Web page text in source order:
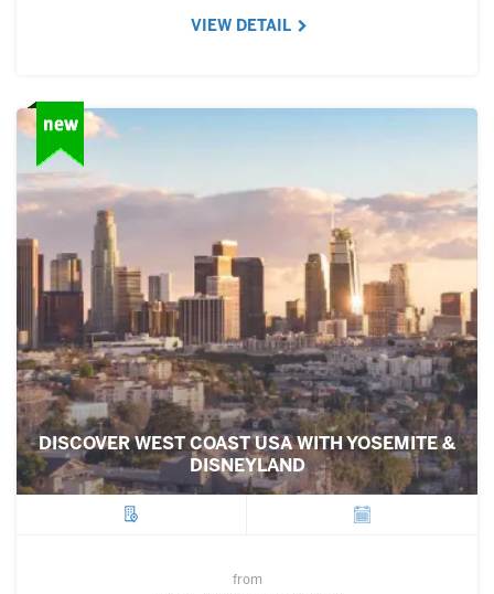
VIEW DETAIL
DISCOVER WEST COAST USA WITH YOSEMITE &
DISNEYLAND
from